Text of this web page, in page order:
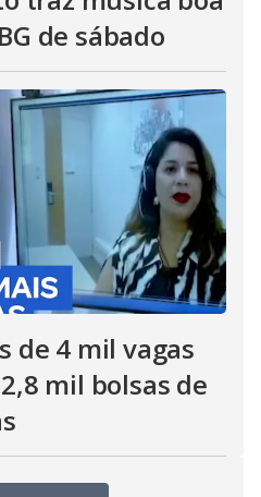
de sábado
de 4 mil vagas
mil bolsas de